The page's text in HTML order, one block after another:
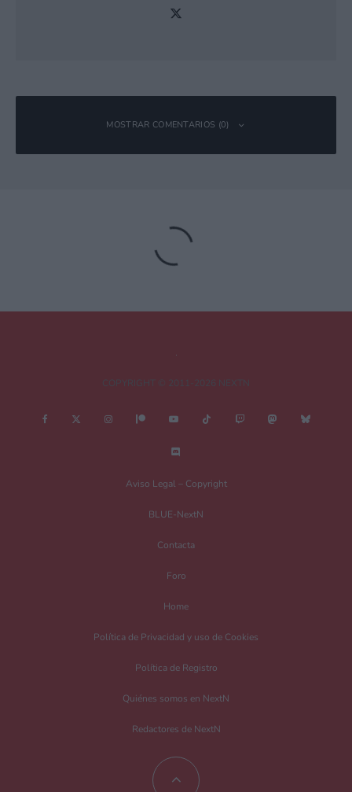
MOSTRAR COMENTARIOS (0)
Tu dirección de correo electrónico no será publicada.
obligatorios están marcados con*
Guarda mi nombre, correo electrónico y web en este navegador para la
Recibir un correo electrónico con cada nueva entrada.
Aviso Legal – Copyright
BLUE-NextN
Contacta
Foro
Home
Política de Privacidad y uso de Cookies
Política de Registro
Quiénes somos en NextN
Redactores de NextN